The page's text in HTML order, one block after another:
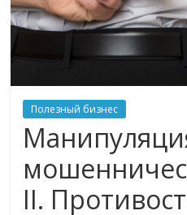
Полезный бизнес
II.